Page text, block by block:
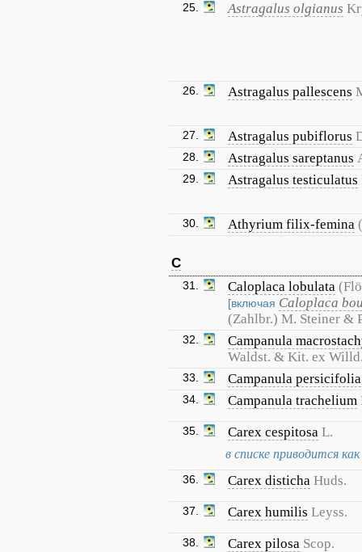
25. Astragalus olgianus
26. Astragalus pallescens
27. Astragalus pubiflorus
28. Astragalus sareptanus
29. Astragalus testiculatus
30. Athyrium filix-femina
C
31. Caloplaca lobulata
[включая Caloplaca
(Zahlbr.) M. Steiner &
32.
Campanula
Waldst. & Kit. ex
33. Campanula persicifolia
34. Campanula trachelium
35. Carex cespitosa L.
в списке приводится
36. Carex disticha Huds.
37. Carex humilis Leyss.
38. Carex pilosa Scop.